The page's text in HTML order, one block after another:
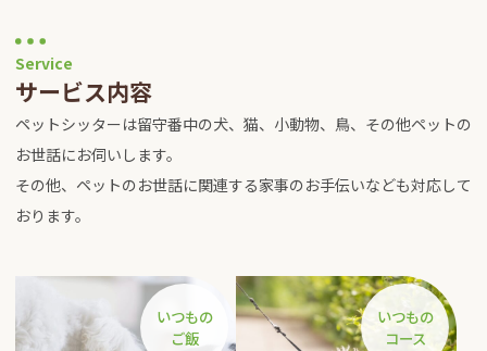
Service
サービス内容
ペットシッターは留守番中の犬、猫、小動物、鳥、その他ペットの
お世話にお伺いします。
その他、ペットのお世話に関連する家事のお手伝いなども対応して
おります。
いつもの
ご飯
いつもの
コース